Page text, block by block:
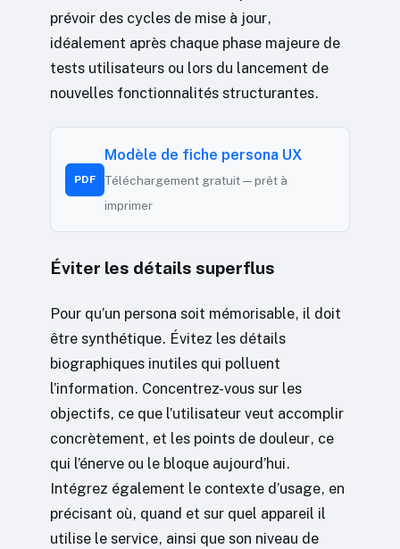
prévoir des cycles de mise à jour,
idéalement après chaque phase majeure de
tests utilisateurs ou lors du lancement de
nouvelles fonctionnalités structurantes.
PDF
Modèle de fiche persona UX
Téléchargement gratuit — prêt à
imprimer
Éviter les détails superflus
Pour qu’un persona soit mémorisable, il doit
être synthétique. Évitez les détails
biographiques inutiles qui polluent
l’information. Concentrez-vous sur les
objectifs, ce que l’utilisateur veut accomplir
concrètement, et les points de douleur, ce
qui l’énerve ou le bloque aujourd’hui.
Intégrez également le contexte d’usage, en
précisant où, quand et sur quel appareil il
utilise le service, ainsi que son niveau de